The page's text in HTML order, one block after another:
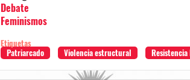
Debate
Feminismos
Etiquetas
Patriarcado
Violencia estructural Resistencia